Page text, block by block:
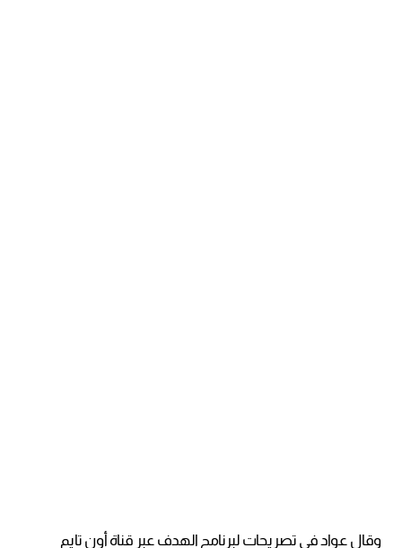
وقال عواد في تصريحات لبرنامج الهدف عبر قناة أون تايم